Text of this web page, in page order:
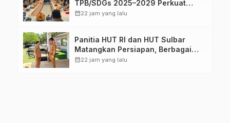
TPB/SDGs 2025–2029 Perkuat
Arah Pembangunan Berkelanjutan
calendar_month22 jam yang lalu
Panitia HUT RI dan HUT Sulbar
Matangkan Persiapan, Berbagai
Lomba Akan Dilaksanakan Pemprov
calendar_month22 jam yang lalu